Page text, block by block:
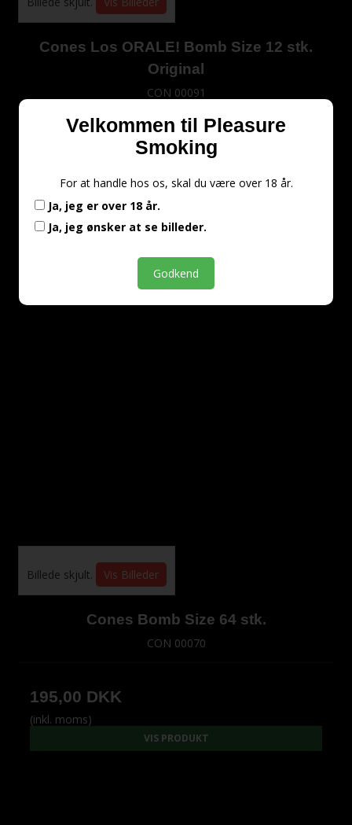
Cones Los ORALE! Bomb Size 12 stk.
Original
CON 00091
VIS PRODUKT
Billede skjult. Vis Billeder
Cones Bomb Size 64 stk.
CON 00070
195,00 DKK
(inkl. moms)
VIS PRODUKT
Velkommen til Pleasure
Smoking
For at handle hos os, skal du være over 18 år.
Ja, jeg er over 18 år.
Ja, jeg ønsker at se billeder.
Godkend